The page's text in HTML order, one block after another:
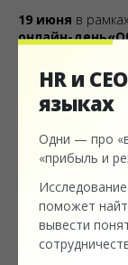
19 июня в
онлайн-день
современным
также
обучения и
Алроса и др.
методик, 6
данных, 4
менторские
нетворкинг с
HR и
языках
Одни — про
«прибыль и
поможет
вывести